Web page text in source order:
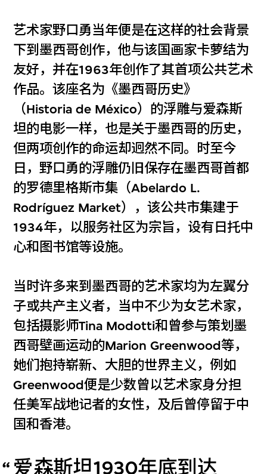
艺术家野口勇当年便是在这样的社会背景
下到墨西哥创作，他与该国画家卡萝结为
友好，并在1963年创作了其首项公共艺术
作品。该座名为《墨西哥历史》
（Historia de México）的浮雕与爱森斯
坦的电影一样，也是关于墨西哥的历史，
但两项创作的命运却迥然不同。时至今
日，野口勇的浮雕仍旧保存在墨西哥首都
的罗德里格斯市集（Abelardo L.
Rodríguez Market），该公共市集建于
1934年，以服务社区为宗旨，设有日托中
心和图书馆等设施。
当时许多来到墨西哥的艺术家均为左翼分
子或共产主义者，当中不少为女艺术家，
包括摄影师Tina Modotti和曾参与策划墨
西哥壁画运动的Marion Greenwood等，
她们抱持崭新、大胆的世界主义，例如
Greenwood便是少数曾以艺术家身分担
任美军战地记者的女性，及后曾停留于中
国和香港。
爱森斯坦1930年底到达